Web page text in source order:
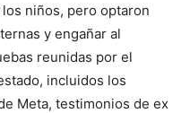
niños, pero optaron
y engañar al
reunidas por el
incluidos los
Meta, testimonios de ex